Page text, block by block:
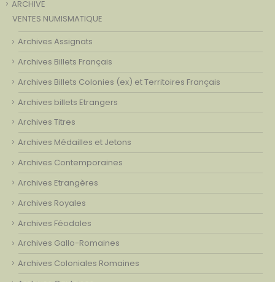
ARCHIVE
VENTES NUMISMATIQUE
Archives Assignats
Archives Billets Français
Archives Billets Colonies (ex) et Territoires Français
Archives billets Etrangers
Archives Titres
Archives Médailles et Jetons
Archives Contemporaines
Archives Etrangères
Archives Royales
Archives Féodales
Archives Gallo-Romaines
Archives Coloniales Romaines